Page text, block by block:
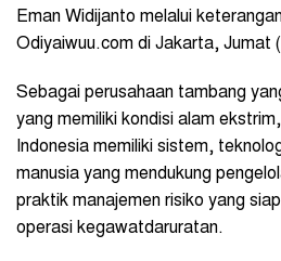
Eman Widijanto melalui
Odiyaiwuu.com di Jakarta, Jumat
Sebagai perusahaan tambang
yang memiliki kondisi alam
Indonesia memiliki sistem,
manusia yang mendukung
praktik manajemen risiko yang
operasi kegawatdaruratan.